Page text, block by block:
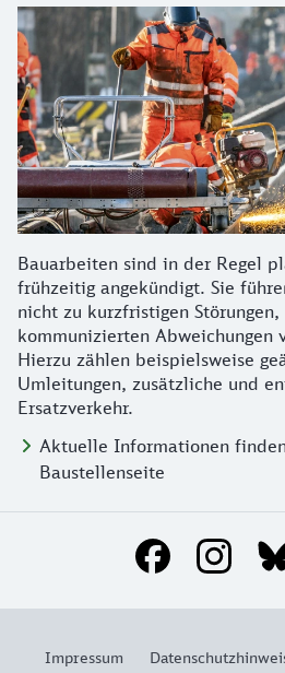
Bauarbeiten sind in der Regel
frühzeitig angekündigt. Sie
nicht zu kurzfristigen
kommunizierten Abweichungen
Hierzu zählen beispielsweise
Umleitungen, zusätzliche und
Ersatzverkehr.
Aktuelle Informationen
Baustellenseite
Social Media Links
Impressum